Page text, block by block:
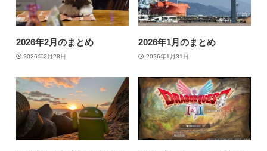
2026年2月のまとめ
2026年2月28日
2026年1月のまとめ
2026年1月31日